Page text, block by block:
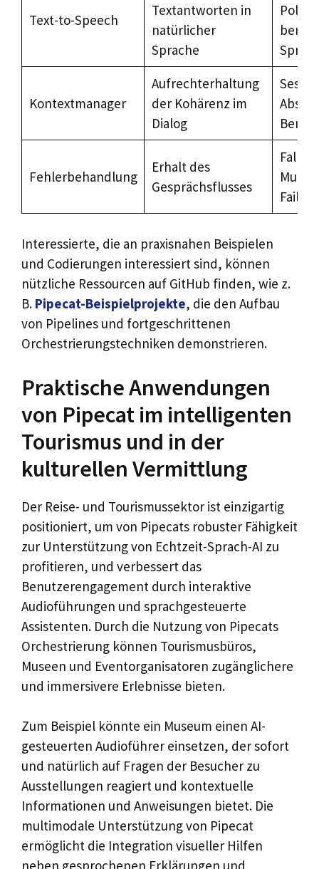
Text-to-Speech
Textantworten in
natürlicher
Sprache
Polly,
Kontextmanager
Aufrechterhaltung
der Kohärenz im
Dialog
Fehlerbehandlung
Erhalt des
Gesprächsflusses
Multi-
Interessierte, die an praxisnahen Beispielen
und Codierungen interessiert sind, können
nützliche Ressourcen auf GitHub finden, wie z.
B. Pipecat-Beispielprojekte, die den Aufbau
von Pipelines und fortgeschrittenen
Orchestrierungstechniken demonstrieren.
Praktische Anwendungen
von Pipecat im intelligenten
Tourismus und in der
kulturellen Vermittlung
Der Reise- und Tourismussektor ist einzigartig
positioniert, um von Pipecats robuster Fähigkeit
zur Unterstützung von Echtzeit-Sprach-AI zu
profitieren, und verbessert das
Benutzerengagement durch interaktive
Audioführungen und sprachgesteuerte
Assistenten. Durch die Nutzung von Pipecats
Orchestrierung können Tourismusbüros,
Museen und Eventorganisatoren zugänglichere
und immersivere Erlebnisse bieten.
Zum Beispiel könnte ein Museum einen AI-
gesteuerten Audioführer einsetzen, der sofort
und natürlich auf Fragen der Besucher zu
Ausstellungen reagiert und kontextuelle
Informationen und Anweisungen bietet. Die
multimodale Unterstützung von Pipecat
ermöglicht die Integration visueller Hilfen